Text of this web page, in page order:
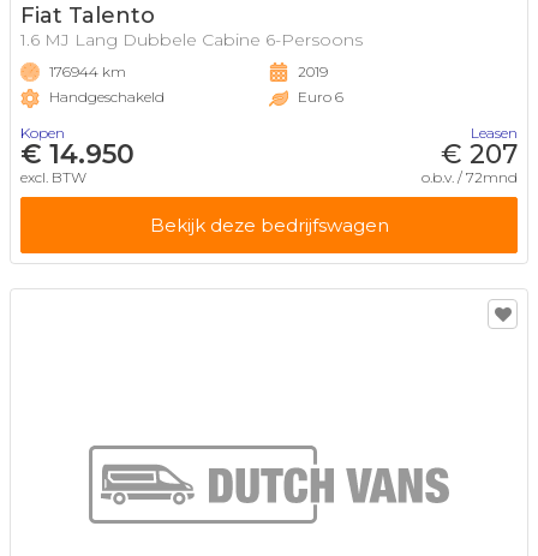
Fiat Talento
1.6 MJ Lang Dubbele Cabine 6-Persoons
176944 km
Handgeschakeld
2019
Euro 6
Kopen
€ 14.950
excl. BTW
Leasen
€ 207
o.b.v. / 72mnd
Bekijk deze bedrijfswagen